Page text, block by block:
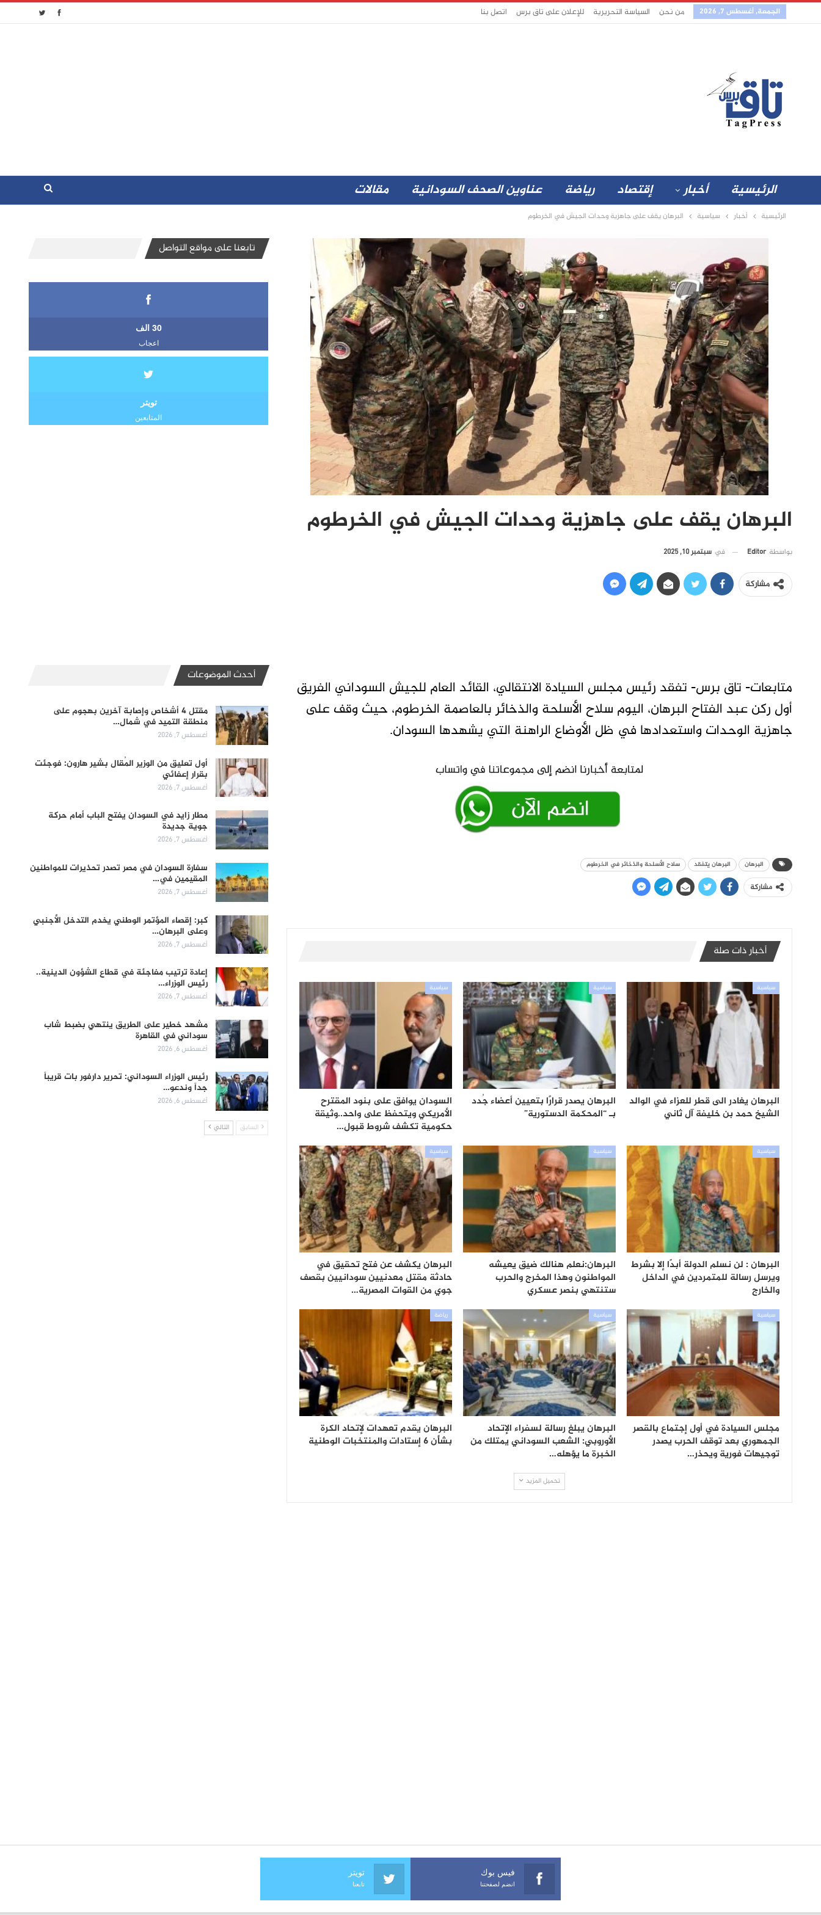
الجمعة, أغسطس 7, 2026 من نحن السياسة التحريرية للإعلان على تاق برس اتصل بنا
الرئيسية أخبار إقتصاد رياضة عناوين الصحف السودانية مقالات
الرئيسية أخبار سياسية البرهان يقف على جاهزية وحدات الجيش في الخرطوم
البرهان يقف على جاهزية وحدات الجيش في الخرطوم
بواسطة Editor في سبتمبر 10, 2025
مشاركة
متابعات- تاق برس- تفقد رئيس مجلس السيادة الانتقالي، القائد العام للجيش السوداني الفريق
أول ركن عبد الفتاح البرهان، اليوم سلاح الأسلحة والذخائر بالعاصمة الخرطوم، حيث وقف على
جاهزية الوحدات واستعدادها في ظل الأوضاع الراهنة التي يشهدها السودان.
البرهان البرهان يتفقد سلاح الأسلحة والذخائر في الخرطوم
مشاركة
أخبار ذات صلة
سياسية
البرهان يغادر الى قطر للعزاء في الوالد
الشيخ حمد بن خليفة آل ثاني
سياسية
البرهان يصدر قرارًا بتعيين أعضاء جُدد
بـ “المحكمة الدستورية”
سياسية
السودان يوافق على بنود المقترح
الأمريكي ويتحفظ على واحد..وثيقة
حكومية تكشف شروط قبول…
سياسية
البرهان : لن نسلم الدولة أبدًا إلا بشرط
ويرسل رسالة للمتمردين في الداخل
والخارج
سياسية
البرهان:نعلم هنالك ضيق يعيشه
المواطنون وهذا المخرج والحرب
ستنتهي بنصر عسكري
سياسية
البرهان يكشف عن فتح تحقيق في
حادثة مقتل معدنيين سودانيين بقصف
جوي من القوات المصرية…
سياسية
مجلس السيادة في أول إجتماع بالقصر
الجمهوري بعد توقف الحرب يصدر
توجيهات فورية ويحذر…
سياسية
البرهان يبلغ رسالة لسفراء الإتحاد
الأوروبي: الشعب السوداني يمتلك من
الخبرة ما يؤهله…
رياضة
البرهان يقدم تعهدات لإتحاد الكرة
بشأن 6 إستادات والمنتخبات الوطنية
تحميل المزيد
تابعنا على مواقع التواصل
30 الف
اعجاب
تويتر
المتابعين
أحدث الموضوعات
مقتل 4 أشخاص وإصابة آخرين بهجوم على
منطقة التميد في شمال…
أغسطس 7, 2026
أول تعليق من الوزير المُقال بشير هارون: فوجئت
بقرار إعفائي
أغسطس 7, 2026
مطار زايد في السودان يفتح الباب أمام حركة
جوية جديدة
أغسطس 7, 2026
سفارة السودان في مصر تصدر تحذيرات للمواطنين
المقيمين في…
أغسطس 7, 2026
كبر: إقصاء المؤتمر الوطني يخدم التدخل الأجنبي
وعلى البرهان…
أغسطس 7, 2026
إعادة ترتيب مفاجئة في قطاع الشؤون الدينية..
رئيس الوزراء…
أغسطس 7, 2026
مشهد خطير على الطريق ينتهي بضبط شاب
سوداني في القاهرة
أغسطس 6, 2026
رئيس الوزراء السوداني: تحرير دارفور بات قريباً
جداً وندعو…
أغسطس 6, 2026
السابق التالي
فيس بوك
انضم لصفحتنا
تويتر
تابعنا